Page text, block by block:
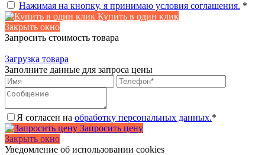
Нажимая на кнопку, я принимаю условия соглашения. *
Купить в один клик
Закрыть окно
Запросить стоимость товара
Загрузка товара
Заполните данные для запроса цены
Я согласен на обработку персональных данных.*
Запросить цену
Закрыть окно
Уведомление об использовании cookies